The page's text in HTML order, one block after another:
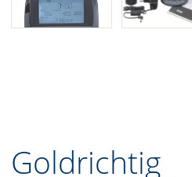
Goldrichtig